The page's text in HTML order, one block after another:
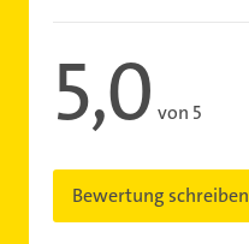
5,0 von 5
Bewertung schreiben